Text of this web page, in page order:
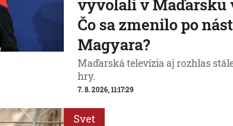
vyvolali v Maďarsku
Čo sa zmenilo po
Magyara?
Maďarská televízia aj rozhlas
hry.
7. 8. 2026, 11:17:29
Svet